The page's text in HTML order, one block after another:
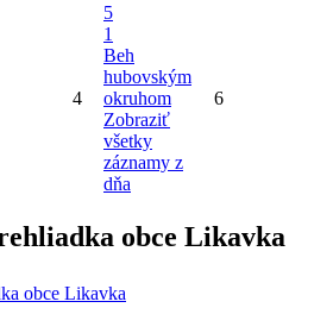
4
5
1
Beh
hubovským
okruhom
Zobraziť
všetky
záznamy z
dňa
6
obce Likavka